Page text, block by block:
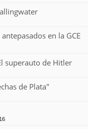
en la GCE
superauto de Hitler
de Plata"